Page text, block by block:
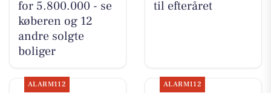
for 5.800.000 - se
køberen og 12
andre solgte
boliger
til efteråret
ALARM112 ALARM112